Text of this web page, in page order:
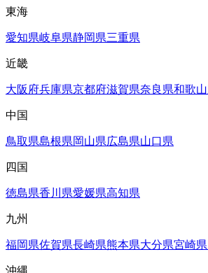
東海
愛知県岐阜県静岡県三重県
近畿
大阪府兵庫県京都府滋賀県奈良県和歌
中国
鳥取県島根県岡山県広島県山口県
四国
徳島県香川県愛媛県高知県
九州
福岡県佐賀県長崎県熊本県大分県宮崎県
沖縄